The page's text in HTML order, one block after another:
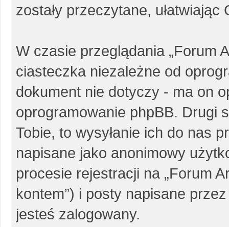
zostały przeczytane,
W czasie przeglądania „Forum
ciasteczka niezależne od
dokument nie dotyczy - ma on
oprogramowanie phpBB. Drugi
Tobie, to wysyłanie ich do nas
napisane jako anonimowy
procesie rejestracji na „Forum
kontem”) i posty napisane
jesteś zalogowany.